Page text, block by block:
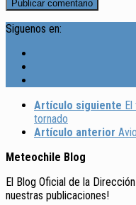
Siguenos en:
Artículo siguiente
tornado
Artículo anterior
Meteochile Blog
El Blog Oficial de la
nuestras publicaciones!